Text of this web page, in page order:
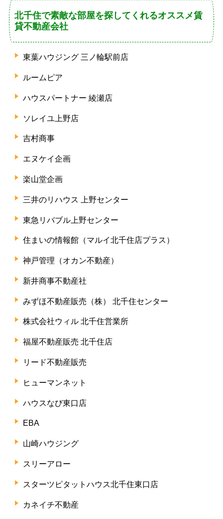
北千住で素敵な部屋を探してくれるオススメ賃
貸不動産会社
東葉ハウジング 三ノ輪駅前店
ルームピア
ハウスパートナー 綾瀬店
ソレイユ上野店
吉村商事
エヌケイ企画
楽山堂企画
三井のリハウス 上野センター
東急リバブル上野センター
住まいの情報館（マルイ北千住店プラス）
神戸管理（オカン不動産）
新井商事不動産社
みずほ不動産販売（株） 北千住センター
株式会社ウィル 北千住営業所
福屋不動産販売 北千住店
リード不動産販売
ヒューマンネット
ハウスなび東口店
EBA
山崎ハウジング
スリーアロー
スターツピタットハウス北千住東口店
カネイチ不動産